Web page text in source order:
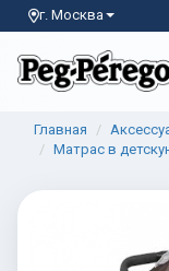
г. Москва
Главная
Матрас в